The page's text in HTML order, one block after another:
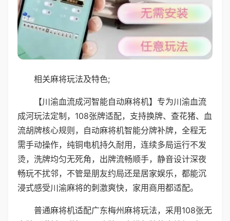
相关麻将玩法及特色;
【川渝血流成河智能自动麻将机】专为川渝血流
成河玩法定制，108张牌适配，支持换牌、查花猪、血
流胡牌核心规则，自动麻将机智能分牌补牌，全程无
需手动操作，纯铜电机持久耐用，连续多局运行不发
烫，洗牌均匀无死角，出牌流畅顺手，静音设计深夜
畅玩不扰邻，不管是朋友约局还是居家娱乐，都能沉
浸式感受川渝麻将的刺激爽快，家用商用都适配。
普通麻将机适配广东梅州麻将玩法，采用108张无